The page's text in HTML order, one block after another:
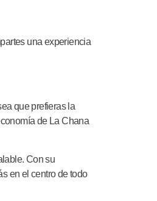
una experiencia
que prefieras la
de La Chana
Con su
en el centro de todo